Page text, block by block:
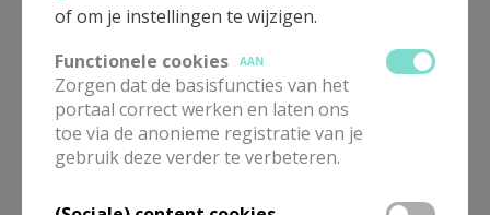
of om je instellingen te wijzigen.
Functionele cookies
AAN
Zorgen dat de basisfuncties van het
portaal correct werken en laten ons
toe via de anonieme registratie van je
gebruik deze verder te verbeteren.